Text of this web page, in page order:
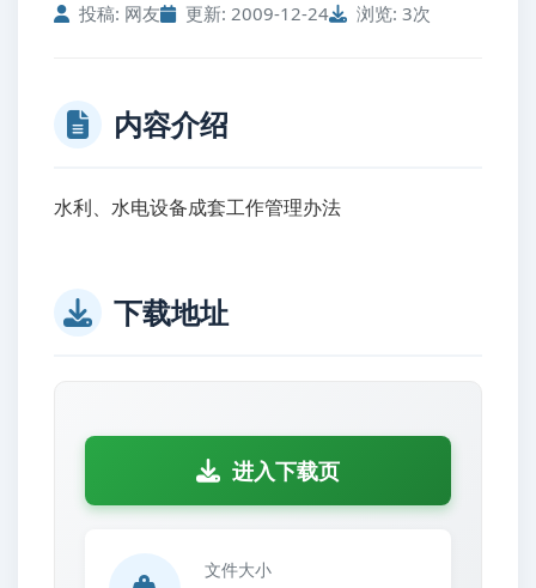
投稿: 网友 更新: 2009-12-24 浏览: 3次
内容介绍
水利、水电设备成套工作管理办法
下载地址
进入下载页
文件大小